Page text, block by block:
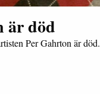
är död
Per Gahrton är